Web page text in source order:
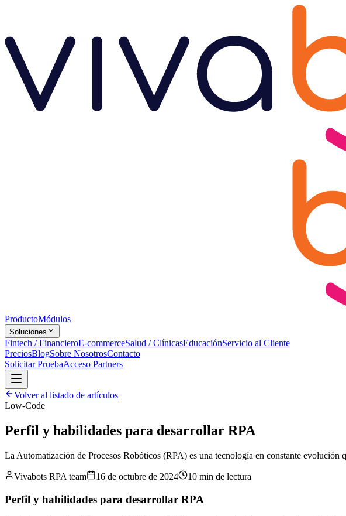
ProductoMódulos
Soluciones
Fintech / FinancieroE-commerceSalud / ClínicasEducaciónServicio al Cliente
PreciosBlogSobre NosotrosContacto
Solicitar PruebaAcceso Partners
Volver al listado de artículos
Low-Code
Perfil y habilidades para desarrollar RPA
La Automatización de Procesos Robóticos (RPA) es una tecnología en constante evolución
Vivabots RPA team 16 de octubre de 2024 10 min de lectura
Perfil y habilidades para desarrollar RPA